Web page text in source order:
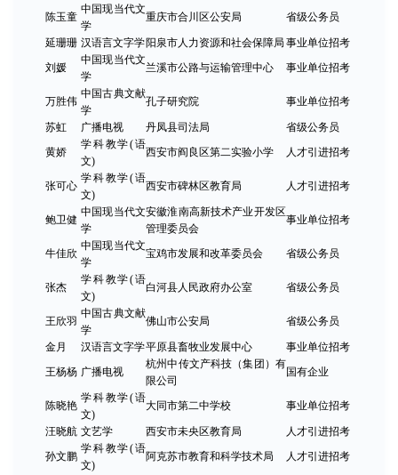
陈玉童
中国现当代文
学
重庆市合川区公安局 省级公务员
延珊珊 汉语言文字学阳泉市人力资源和社会保障局 事业单位招考
刘媛
中国现当代文
学
兰溪市公路与运输管理中心 事业单位招考
万胜伟
中国古典文献
学
孔子研究院 事业单位招考
苏虹 广播电视 丹凤县司法局
省级公务员
黄娇
学科教学(语
文)
西安市阎良区第二实验小学 人才引进招考
张可心
学科教学(语
文)
西安市碑林区教育局 人才引进招考
鲍卫健
中国现当代文
学
安徽淮南高新技术产业开发区
管理委员会
事业单位招考
牛佳欣
中国现当代文
学
宝鸡市发展和改革委员会 省级公务员
张杰
学科教学(语
文)
白河县人民政府办公室 省级公务员
王欣羽
中国古典文献
学
佛山市公安局 省级公务员
金月 汉语言文字学平原县畜牧业发展中心
事业单位招考
王杨杨 广播电视
杭州中传文产科技（集团）有
限公司
国有企业
陈晓艳
学科教学(语
文)
大同市第二中学校 事业单位招考
汪晓航 文艺学 西安市未央区教育局
人才引进招考
孙文鹏
学科教学(语
文)
阿克苏市教育和科学技术局 人才引进招考